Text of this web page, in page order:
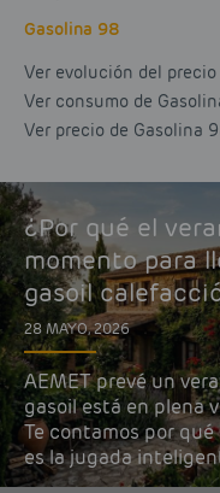
Gasolina 98
Ver evolución del
Ver consumo de
Ver precio de Gasolina
¿Por qué el
momento para
gasoil
28 MAYO, 2026
AEMET prevé un
gasoil está en plena
Te contamos por
es la jugada